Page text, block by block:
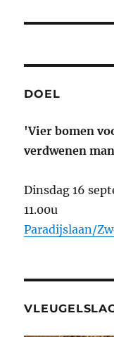
DOEL
'Vier bomen
verdwenen
Dinsdag 16
11.00u
Paradijslaan/